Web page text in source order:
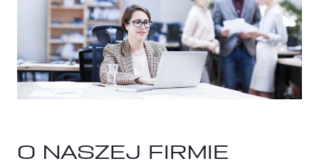
O NASZEJ FIRMIE